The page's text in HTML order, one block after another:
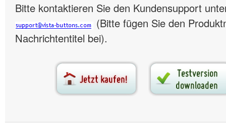
Bitte kontaktieren Sie den Kundensupport
(Bitte fügen Sie den
Nachrichtentitel bei).